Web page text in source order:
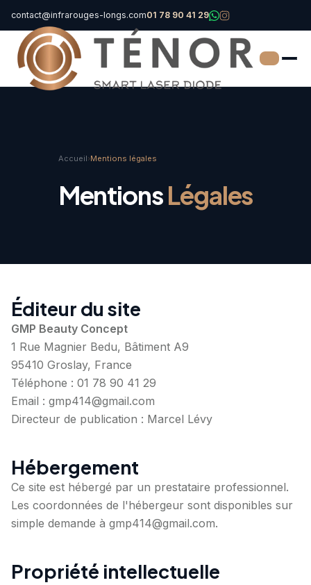
contact@infrarouges-longs.com01 78 90 41 29
Accueil›Mentions légales
MentionsLégales
Éditeur du site
GMP Beauty Concept
1 Rue Magnier Bedu, Bâtiment A9
95410 Groslay, France
Téléphone : 01 78 90 41 29
Email : gmp414@gmail.com
Directeur de publication : Marcel Lévy
Hébergement
Ce site est hébergé par un prestataire professionnel.
Les coordonnées de l'hébergeur sont disponibles sur
simple demande à gmp414@gmail.com.
Propriété intellectuelle